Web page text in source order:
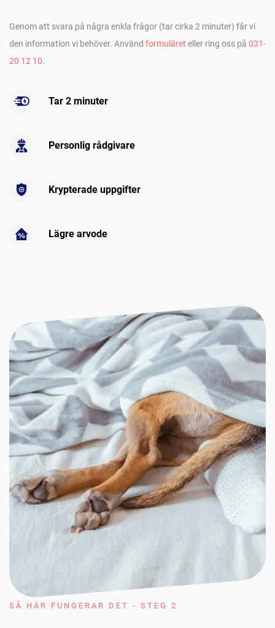
Genom att svara på några enkla frågor (tar cirka 2 minuter) får vi
den information vi behöver. Använd formuläret eller ring oss på 031-
20 12 10.
Tar 2 minuter
Personlig rådgivare
Krypterade uppgifter
Lägre arvode
SÅ HÄR FUNGERAR DET - STEG 2